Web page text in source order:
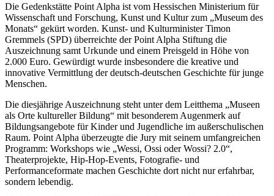
Die Gedenkstätte Point Alpha ist vom Hessischen Ministerium für
Wissenschaft und Forschung, Kunst und Kultur zum „Museum des
Monats“ gekürt worden. Kunst- und Kulturminister Timon
Gremmels (SPD) überreichte der Point Alpha Stiftung die
Auszeichnung samt Urkunde und einem Preisgeld in Höhe von
2.000 Euro. Gewürdigt wurde insbesondere die kreative und
innovative Vermittlung der deutsch-deutschen Geschichte für junge
Menschen.
Die diesjährige Auszeichnung steht unter dem Leitthema „Museen
als Orte kultureller Bildung“ mit besonderem Augenmerk auf
Bildungsangebote für Kinder und Jugendliche im außerschulischen
Raum. Point Alpha überzeugte die Jury mit seinem umfangreichen
Programm: Workshops wie „Wessi, Ossi oder Wossi? 2.0“,
Theaterprojekte, Hip-Hop-Events, Fotografie- und
Performanceformate machen Geschichte dort nicht nur erfahrbar,
sondern lebendig.